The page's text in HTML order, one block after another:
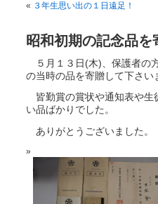
« ３年生思い出の１日遠足！
昭和初期の記念品
５月１３日(木)、保護者の
の当時の品を寄贈して下さい
皆勤賞の賞状や通知表や生
い品ばかりでした。
ありがとうございました。